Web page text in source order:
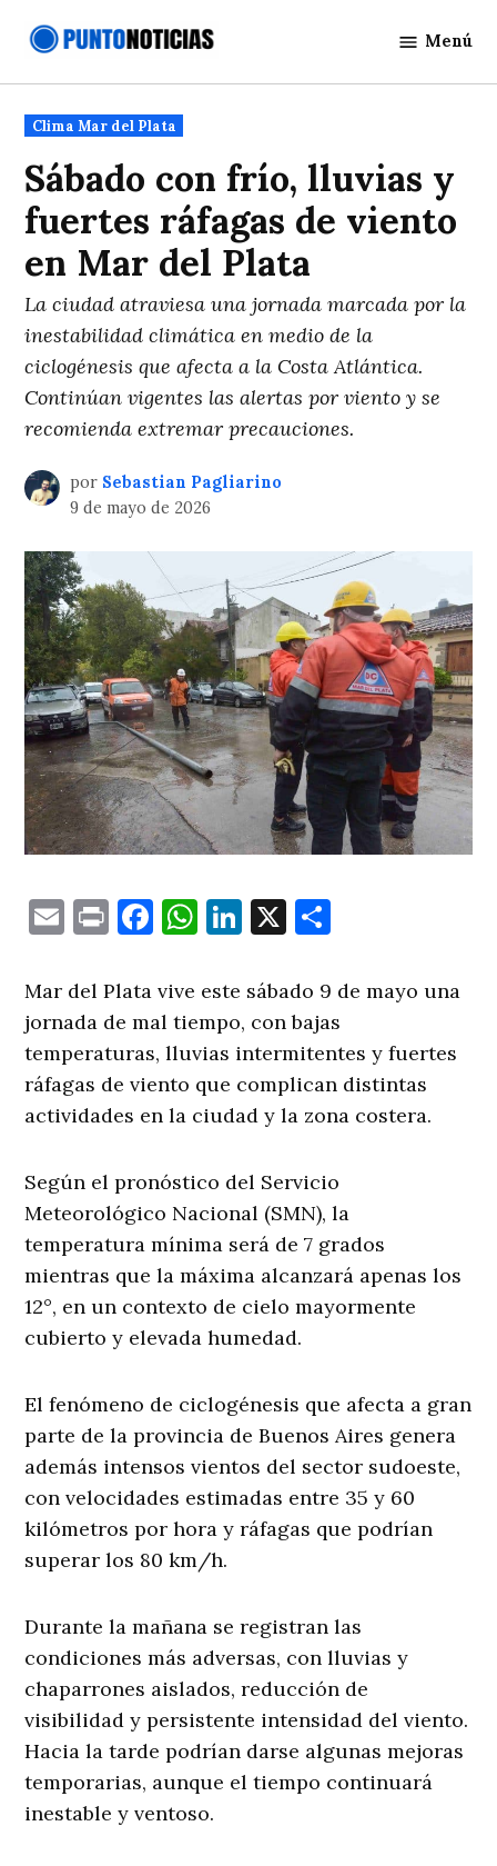
Noticias
Menú
Publicado
en
Clima Mar del Plata
Sábado con frío, lluvias y
fuertes ráfagas de viento
en Mar del Plata
La ciudad atraviesa una jornada marcada por la
inestabilidad climática en medio de la
ciclogénesis que afecta a la Costa Atlántica.
Continúan vigentes las alertas por viento y se
recomienda extremar precauciones.
por Sebastian Pagliarino
9 de mayo de 2026
EmailPrintFacebook
WhatsApp
LinkedIn
X
Mar del Plata vive este sábado 9 de mayo una
jornada de mal tiempo, con bajas
temperaturas, lluvias intermitentes y fuertes
ráfagas de viento que complican distintas
actividades en la ciudad y la zona costera.
Según el pronóstico del Servicio
Meteorológico Nacional (SMN), la
temperatura mínima será de 7 grados
mientras que la máxima alcanzará apenas los
12°, en un contexto de cielo mayormente
cubierto y elevada humedad.
El fenómeno de ciclogénesis que afecta a gran
parte de la provincia de Buenos Aires genera
además intensos vientos del sector sudoeste,
con velocidades estimadas entre 35 y 60
kilómetros por hora y ráfagas que podrían
superar los 80 km/h.
Durante la mañana se registran las
condiciones más adversas, con lluvias y
chaparrones aislados, reducción de
visibilidad y persistente intensidad del viento.
Hacia la tarde podrían darse algunas mejoras
temporarias, aunque el tiempo continuará
inestable y ventoso.